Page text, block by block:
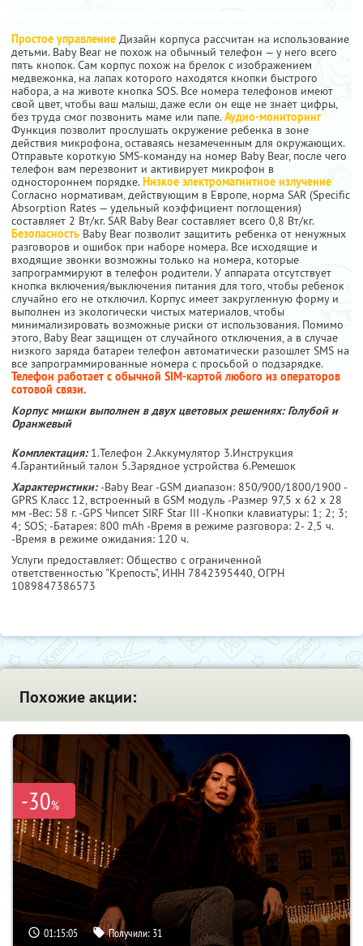
Простое управление Дизайн корпуса рассчитан на использование
детьми. Baby Bear не похож на обычный телефон — у него всего
пять кнопок. Сам корпус похож на брелок с изображением
медвежонка, на лапах которого находятся кнопки быстрого
набора, а на животе кнопка SOS. Все номера телефонов имеют
свой цвет, чтобы ваш малыш, даже если он еще не знает цифры,
без труда смог позвонить маме или папе.Аудио-мониторинг
Функция позволит прослушать окружение ребенка в зоне
действия микрофона, оставаясь незамеченным для окружающих.
Отправьте короткую SMS-команду на номер Baby Bear, после чего
телефон вам перезвонит и активирует микрофон в
одностороннем порядке.Низкое электромагнитное излучение
Согласно нормативам, действующим в Европе, норма SAR (Specific
Absorption Rates — удельный коэффициент поглощения)
составляет 2 Вт/кг. SAR Baby Bear составляет всего 0,8 Вт/кг.
Безопасность Baby Bear позволит защитить ребенка от ненужных
разговоров и ошибок при наборе номера. Все исходящие и
входящие звонки возможны только на номера, которые
запрограммируют в телефон родители. У аппарата отсутствует
кнопка включения/выключения питания для того, чтобы ребенок
случайно его не отключил. Корпус имеет закругленную форму и
выполнен из экологически чистых материалов, чтобы
минимализировать возможные риски от использования. Помимо
этого, Baby Bear защищен от случайного отключения, а в случае
низкого заряда батареи телефон автоматически разошлет SMS на
все запрограммированные номера с просьбой о подзарядке.
Телефон работает с обычной SIM-картой любого из операторов
сотовой связи.
Корпус мишки выполнен в двух цветовых решениях: Голубой и
Оранжевый
Комплектация:1.Телефон 2.Аккумулятор 3.Инструкция
4.Гарантийный талон 5.Зарядное устройства 6.Ремешок
Характеристики:-Baby Bear -GSM диапазон: 850/900/1800/1900 -
GPRS Класс 12, встроенный в GSM модуль -Размер 97,5 х 62 х 28
мм -Вес: 58 г. -GPS Чипсет SIRF Star III -Кнопки клавиатуры: 1; 2; 3;
4; SOS; -Батарея: 800 mAh -Время в режиме разговора: 2- 2,5 ч.
-Время в режиме ожидания: 120 ч.
Услуги предоставляет: Общество с ограниченной
ответственностью "Крепость", ИНН 7842395440, ОГРН
1089847386573
Похожие акции:
-30%
01:15:04 Получили: 31